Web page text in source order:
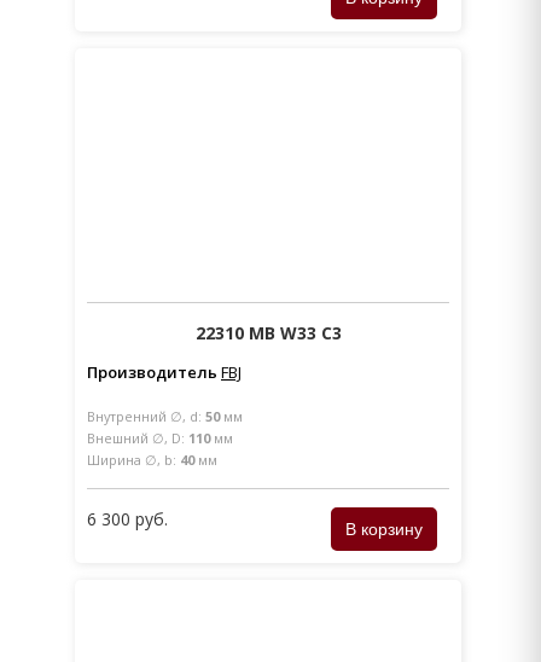
22310 MB W33 C3
Производитель FBJ
Внутренний ∅, d: 50мм
Внешний ∅, D: 110мм
Ширина ∅, b: 40мм
6 300 руб.